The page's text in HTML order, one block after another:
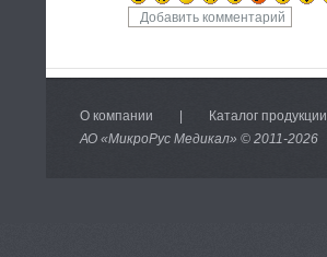
О компании Каталог продукции
АО «МикроРус Медикал» © 2011-2026